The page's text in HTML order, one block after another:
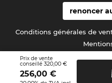
Prix de vente
conseillé 320,00 €
256,00 €
renoncer
Conditions générales de